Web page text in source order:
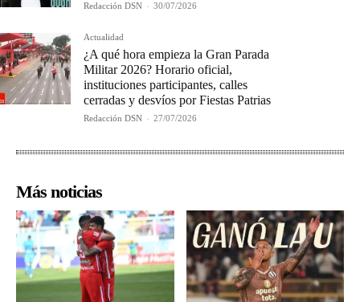
Redacción DSN - 30/07/2026
Actualidad
¿A qué hora empieza la Gran Parada
Militar 2026? Horario oficial,
instituciones participantes, calles
cerradas y desvíos por Fiestas Patrias
Redacción DSN - 27/07/2026
Más noticias